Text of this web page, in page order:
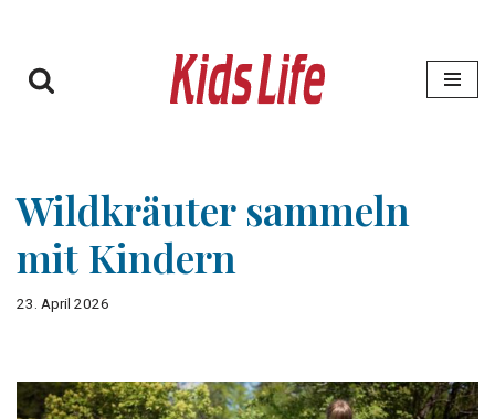
Inhalt
Wildkräuter sammeln
mit Kindern
23. April 2026